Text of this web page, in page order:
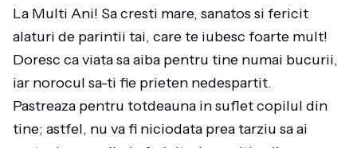
La Multi Ani! Sa cresti mare, sanatos si fericit
alaturi de parintii tai, care te iubesc foarte mult!
Doresc ca viata sa aiba pentru tine numai bucurii,
iar norocul sa-ti fie prieten nedespartit.
Pastreaza pentru totdeauna in suflet copilul din
tine; astfel, nu va fi niciodata prea tarziu sa ai